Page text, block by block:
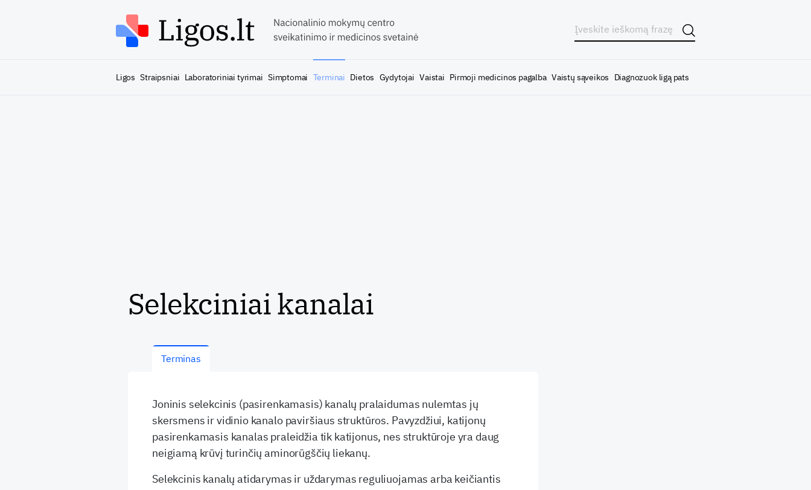
Ligos Straipsniai Laboratoriniai tyrimai Simptomai Terminai Dietos Gydytojai Vaistai Pirmoji medicinos pagalba Vaistų sąveikos Diagnozuok ligą pats
Selekciniai kanalai
Terminas
Joninis selekcinis (pasirenkamasis) kanalų pralaidumas nulemtas jų
skersmens ir vidinio kanalo paviršiaus struktūros. Pavyzdžiui, katijonų
pasirenkamasis kanalas praleidžia tik katijonus, nes struktūroje yra daug
neigiamą krūvį turinčių aminorūgščių liekanų.
Selekcinis kanalų atidarymas ir uždarymas reguliuojamas arba keičiantis